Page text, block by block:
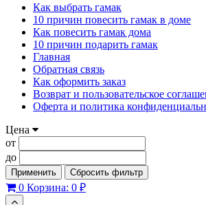
Как выбрать гамак
10 причин повесить гамак в доме
Как повесить гамак дома
10 причин подарить гамак
Главная
Обратная связь
Как оформить заказ
Возврат и пользовательское
Оферта и политика
Цена
от
до
Применить Сбросить фильтр
0 Корзина: 0 ₽